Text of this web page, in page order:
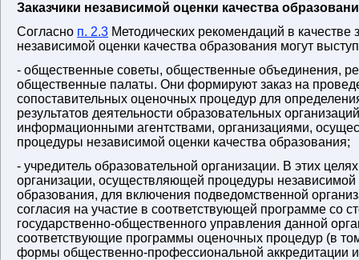
Заказчики независимой оценки качества
Согласно п. 2.3 Методических рекомендаций в качестве
независимой оценки качества образования могут
- общественные советы, общественные объединения,
общественные палаты. Они формируют заказ на
сопоставительных оценочных процедур для
результатов деятельности образовательных
информационными агентствами, организациями,
процедуры независимой оценки качества образования;
- учредитель образовательной организации. В этих
организации, осуществляющей процедуры независимой
образования, для включения подведомственной
согласия на участие в соответствующей программе со
государственно-общественного управления данной
соответствующие программы оценочных процедур (в
формы общественно-профессиональной аккредитации